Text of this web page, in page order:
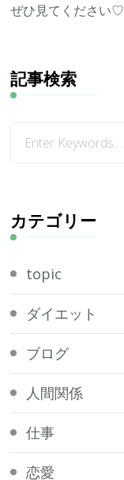
ぜひ見てください
記事検索
探
し
す
カテゴリー
topic
ダイエット
ブログ
人間関係
仕事
恋愛